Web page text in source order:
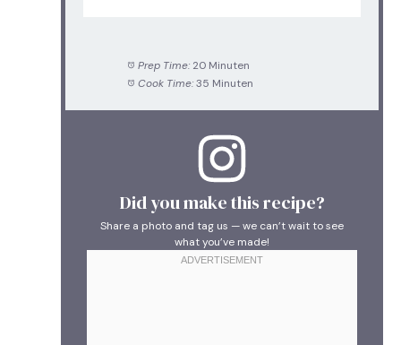
Prep Time: 20 Minuten
Cook Time: 35 Minuten
Did you make this recipe?
Share a photo and tag us — we can’t wait to see
what you’ve made!